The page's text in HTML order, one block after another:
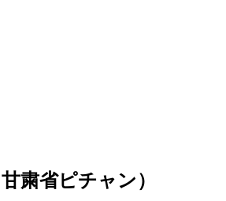
粛省ピチャン）